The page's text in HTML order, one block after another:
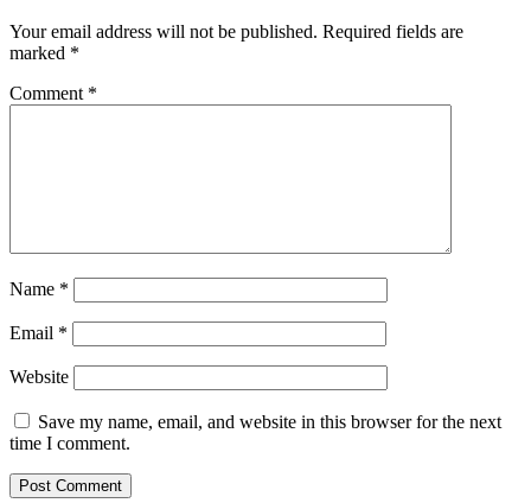
Your email address will not be published. Required fields are
marked *
Comment *
Name *
Email *
Website
Save my name, email, and website in this browser for the next
time I comment.